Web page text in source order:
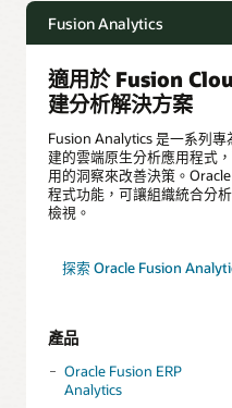
Fusion Analytics
適用於 Fusion
建分析解決方案
Fusion Analytics 是一系列
建的雲端原生分析應用程式
用的洞察來改善決策。
程式功能，可讓組織統合分
檢視。
探索 Oracle Fusion
產品
Oracle Fusion ERP
Analytics